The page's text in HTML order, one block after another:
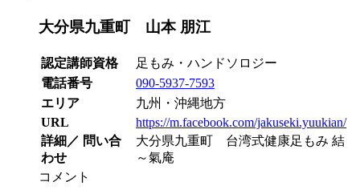
大分県九重町 山本 朋江
認定講師資格
足もみ・ハンドソロジー
電話番号
090-5937-7593
エリア
九州・沖縄地方
URL
https://m.facebook.com/jakuseki.yuukian/
詳細／ 問い合
わせ
大分県九重町 台湾式健康足もみ 結
～氣庵
コメント